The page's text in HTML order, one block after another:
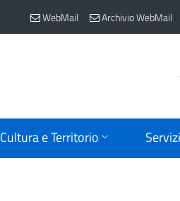
WebMail Archivio WebMail
Cultura e Territorio Servizi